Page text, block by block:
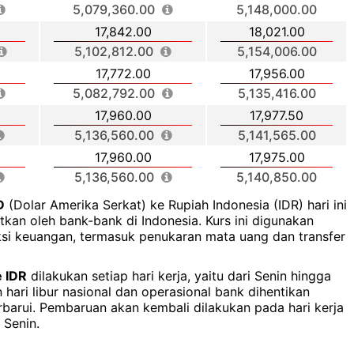
5,079,360.00
5,148,000.00
17,842.00
5,102,812.00
18,021.00
5,154,006.00
17,772.00
5,082,792.00
17,956.00
5,135,416.00
17,960.00
5,136,560.00
17,977.50
5,141,565.00
17,960.00
5,136,560.00
17,975.00
5,140,850.00
(Dolar Amerika Serkat) ke Rupiah Indonesia (IDR) hari ini
oleh bank-bank di Indonesia. Kurs ini digunakan
keuangan, termasuk penukaran mata uang dan transfer
IDR dilakukan setiap hari kerja, yaitu dari Senin hingga
libur nasional dan operasional bank dihentikan
Pembaruan akan kembali dilakukan pada hari kerja